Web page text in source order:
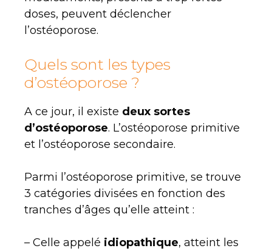
doses, peuvent déclencher
l’ostéoporose.
Quels sont les types
d’ostéoporose ?
A ce jour, il existe deux sortes
d’ostéoporose. L’ostéoporose primitive
et l’ostéoporose secondaire.
Parmi l’ostéoporose primitive, se trouve
3 catégories divisées en fonction des
tranches d’âges qu’elle atteint :
– Celle appelé idiopathique, atteint les